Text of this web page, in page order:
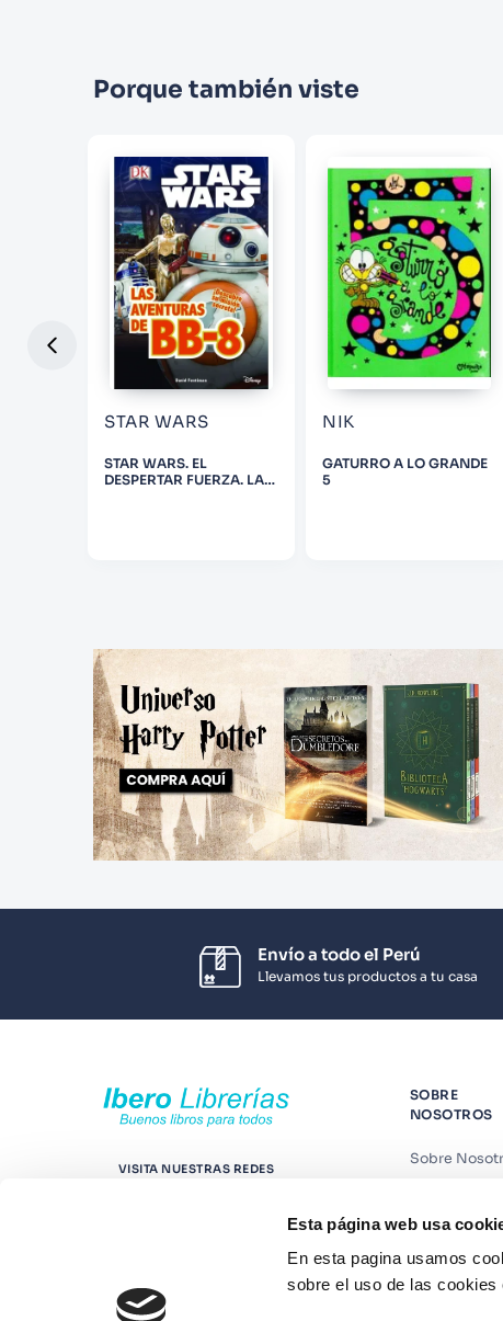
Esta página web usa
En esta pagina usamos
sobre el uso de las
Porque también viste
STAR WARS
STAR WARS. EL
DESPERTAR FUERZA. LAS
NIK
GATURRO A LO GRANDE
5
Envío a todo el Perú
Llevamos tus productos a tu casa
VISITA NUESTRAS REDES
SOBRE
NOSOTROS
Sobre
Contáctanos
Suscríbete